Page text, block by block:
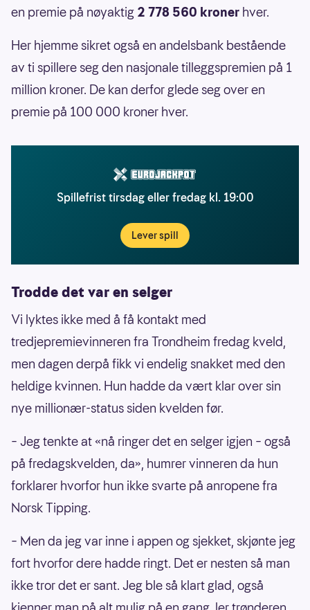
en premie på nøyaktig 2 778 560 kroner hver.
Her hjemme sikret også en andelsbank bestående
av ti spillere seg den nasjonale tilleggspremien på 1
million kroner. De kan derfor glede seg over en
premie på 100 000 kroner hver.
Spillefrist tirsdag eller fredag kl. 19:00
Lever spill
Trodde det var en selger
Vi lyktes ikke med å få kontakt med
tredjepremievinneren fra Trondheim fredag kveld,
men dagen derpå fikk vi endelig snakket med den
heldige kvinnen. Hun hadde da vært klar over sin
nye millionær-status siden kvelden før.
– Jeg tenkte at «nå ringer det en selger igjen – også
på fredagskvelden, da», humrer vinneren da hun
forklarer hvorfor hun ikke svarte på anropene fra
Norsk Tipping.
– Men da jeg var inne i appen og sjekket, skjønte jeg
fort hvorfor dere hadde ringt. Det er nesten så man
ikke tror det er sant. Jeg ble så klart glad, også